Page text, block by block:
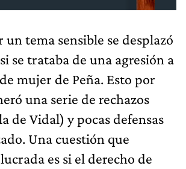
un tema sensible se desplazó
se trataba de una agresión a
mujer de Peña. Esto por
una serie de rechazos
de Vidal) y pocas defensas
Una cuestión que
es si el derecho de